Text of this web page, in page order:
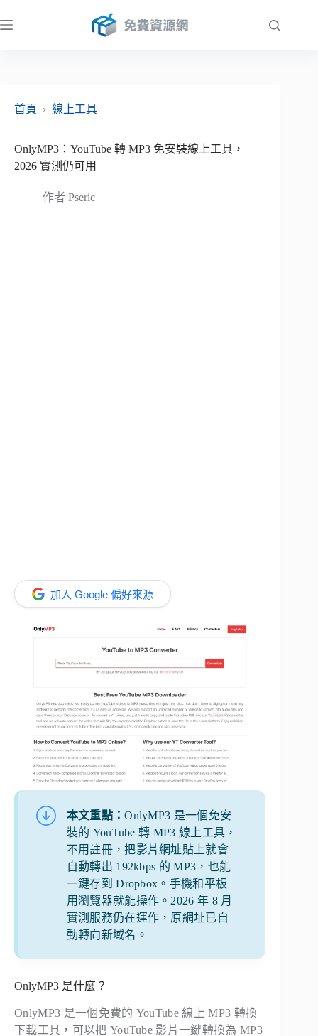
至
首頁
› 線上工具
OnlyMP3：YouTube 轉 MP3 免安裝線上工具，
2026 實測仍可用
作者 Pseric
加入 Google 偏好來源
本文重點：OnlyMP3 是一個免安
裝的 YouTube 轉 MP3 線上工具，
不用註冊，把影片網址貼上就會
自動轉出 192kbps 的 MP3，也能
一鍵存到 Dropbox。手機和平板
用瀏覽器就能操作。2026 年 8 月
實測服務仍在運作，原網址已自
動轉向新域名。
OnlyMP3 是什麼？
OnlyMP3 是一個免費的 YouTube 線上 MP3 轉換
下載工具，可以把 YouTube 影片一鍵轉換為 MP3